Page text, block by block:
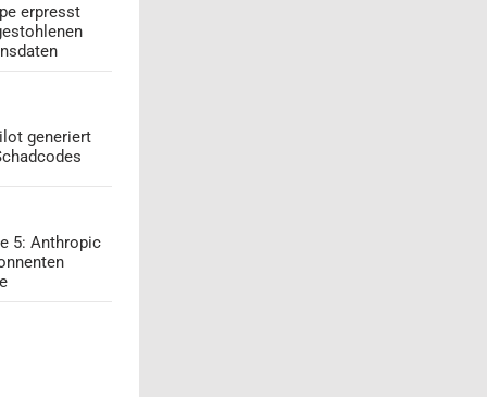
erpresst
generiert
5: Anthropic